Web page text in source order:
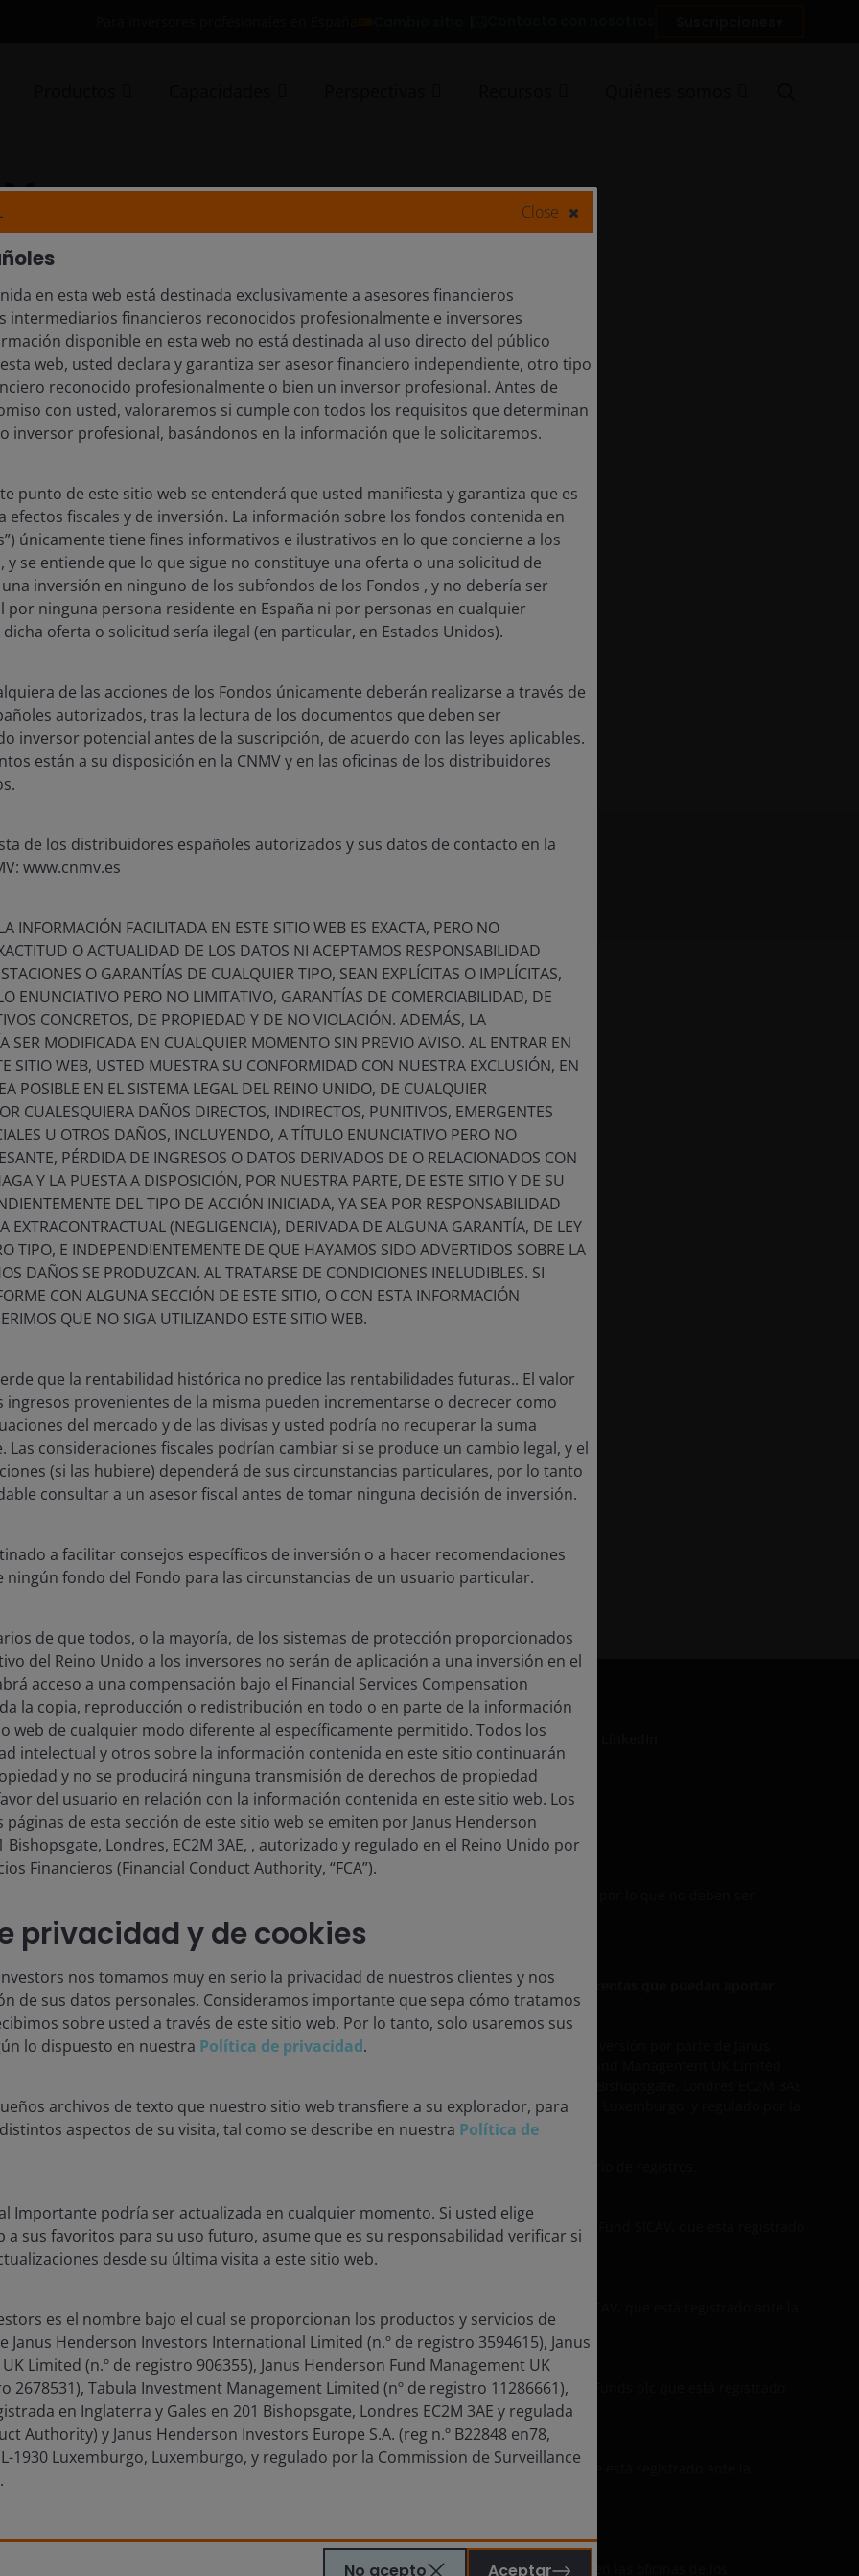
de fondos en Janus Henderson Investors desde 2019. Fue codirector de
en 2019 y se convirtió en Director de Recursos Naturales Globales ese
ocupó hasta 2026. Anteriormente, fue gestor de carteras y analista senior de
por Henderson en 2015. Anteriormente, trabajó como analista y gestor
Sachs, Deutsche Asset Management, Zurich Scudder Investments y AMP
en Ingeniería de Minas (con honores) por la Universidad de Sídney y un
Aplicadas e Inversión por el Securities Institute of Australia. Cuenta con
el sector de los recursos naturales.
JREAL
18 de febrero de 2026 De actualidad
materias primas más
inteligente y resiliente a
través de alternativos
Cuando las estrategias tradicionales de
materias primas se quedan cortas, ¿cómo
pueden las estrategias alternativas
resilientes?
6min. leídos
en JHI
con nosotros
Legal
Política de privacidad
Política de cookies
Informacion de seguridad
inversores institucionales.
Janus Henderson Investors.
sitio web es únicamente para asesores profesionales. El valor de las inversiones y las rentas que puedan aportar
no recuperen la cantidad que invirtieron en un principio.
Investors es el nombre bajo el cual se proporcionan los productos y servicios de inversión por parte de
Investors Europe S.A. (reg n.º B22848 en78, Avenue de la Liberté, L-1930 Luxemburgo, Luxemburgo, y regulado por la
para ser comercializados al público en España y pertenecen a Janus Henderson Horizon Fund SICAV, que está registrado
la "CNMV") con el número 353.
"CNMV") con el número 259.
para ser comercializados al público en España y pertenecen a Janus Henderson Capital Funds plc que está registrado
the "CNMV") con el número 265.
para ser comercializados al público en España y pertenecen a Janus Henderson ICAV que está registrado ante la
"CNMV") con el número 1859.
inscrita en España en la CNMV con el número 2302.
y las cuentas anuales y semestrales de los fondos están disponibles de forma gratuita en las oficinas de los
Close
en esta web está destinada exclusivamente a asesores financieros
intermediarios financieros reconocidos profesionalmente e inversores
disponible en esta web no está destinada al uso directo del público
web, usted declara y garantiza ser asesor financiero independiente, otro tipo
reconocido profesionalmente o bien un inversor profesional. Antes de
con usted, valoraremos si cumple con todos los requisitos que determinan
inversor profesional, basándonos en la información que le solicitaremos.
punto de este sitio web se entenderá que usted manifiesta y garantiza que es
efectos fiscales y de inversión. La información sobre los fondos contenida en
únicamente tiene fines informativos e ilustrativos en lo que concierne a los
y se entiende que lo que sigue no constituye una oferta o una solicitud de
inversión en ninguno de los subfondos de los Fondos , y no debería ser
por ninguna persona residente en España ni por personas en cualquier
oferta o solicitud sería ilegal (en particular, en Estados Unidos).
de las acciones de los Fondos únicamente deberán realizarse a través de
autorizados, tras la lectura de los documentos que deben ser
inversor potencial antes de la suscripción, de acuerdo con las leyes aplicables.
están a su disposición en la CNMV y en las oficinas de los distribuidores
de los distribuidores españoles autorizados y sus datos de contacto en la
www.cnmv.es
INFORMACIÓN FACILITADA EN ESTE SITIO WEB ES EXACTA, PERO NO
O ACTUALIDAD DE LOS DATOS NI ACEPTAMOS RESPONSABILIDAD
O GARANTÍAS DE CUALQUIER TIPO, SEAN EXPLÍCITAS O IMPLÍCITAS,
ENUNCIATIVO PERO NO LIMITATIVO, GARANTÍAS DE COMERCIABILIDAD, DE
CONCRETOS, DE PROPIEDAD Y DE NO VIOLACIÓN. ADEMÁS, LA
SER MODIFICADA EN CUALQUIER MOMENTO SIN PREVIO AVISO. AL ENTRAR EN
SITIO WEB, USTED MUESTRA SU CONFORMIDAD CON NUESTRA EXCLUSIÓN, EN
POSIBLE EN EL SISTEMA LEGAL DEL REINO UNIDO, DE CUALQUIER
CUALESQUIERA DAÑOS DIRECTOS, INDIRECTOS, PUNITIVOS, EMERGENTES
U OTROS DAÑOS, INCLUYENDO, A TÍTULO ENUNCIATIVO PERO NO
PÉRDIDA DE INGRESOS O DATOS DERIVADOS DE O RELACIONADOS CON
Y LA PUESTA A DISPOSICIÓN, POR NUESTRA PARTE, DE ESTE SITIO Y DE SU
DEL TIPO DE ACCIÓN INICIADA, YA SEA POR RESPONSABILIDAD
EXTRACONTRACTUAL (NEGLIGENCIA), DERIVADA DE ALGUNA GARANTÍA, DE LEY
TIPO, E INDEPENDIENTEMENTE DE QUE HAYAMOS SIDO ADVERTIDOS SOBRE LA
DAÑOS SE PRODUZCAN. AL TRATARSE DE CONDICIONES INELUDIBLES. SI
CON ALGUNA SECCIÓN DE ESTE SITIO, O CON ESTA INFORMACIÓN
QUE NO SIGA UTILIZANDO ESTE SITIO WEB.
que la rentabilidad histórica no predice las rentabilidades futuras.. El valor
ingresos provenientes de la misma pueden incrementarse o decrecer como
del mercado y de las divisas y usted podría no recuperar la suma
Las consideraciones fiscales podrían cambiar si se produce un cambio legal, y el
(si las hubiere) dependerá de sus circunstancias particulares, por lo tanto
consultar a un asesor fiscal antes de tomar ninguna decisión de inversión.
a facilitar consejos específicos de inversión o a hacer recomendaciones
ningún fondo del Fondo para las circunstancias de un usuario particular.
de que todos, o la mayoría, de los sistemas de protección proporcionados
del Reino Unido a los inversores no serán de aplicación a una inversión en el
acceso a una compensación bajo el Financial Services Compensation
la copia, reproducción o redistribución en todo o en parte de la información
web de cualquier modo diferente al específicamente permitido. Todos los
intelectual y otros sobre la información contenida en este sitio continuarán
y no se producirá ninguna transmisión de derechos de propiedad
del usuario en relación con la información contenida en este sitio web. Los
de esta sección de este sitio web se emiten por Janus Henderson
Bishopsgate, Londres, EC2M 3AE, , autorizado y regulado en el Reino Unido por
Financieros (Financial Conduct Authority, “FCA”).
privacidad y de cookies
nos tomamos muy en serio la privacidad de nuestros clientes y nos
de sus datos personales. Consideramos importante que sepa cómo tratamos
sobre usted a través de este sitio web. Por lo tanto, solo usaremos sus
lo dispuesto en nuestra Política de privacidad.
archivos de texto que nuestro sitio web transfiere a su explorador, para
aspectos de su visita, tal como se describe en nuestra Política de
Importante podría ser actualizada en cualquier momento. Si usted elige
a sus favoritos para su uso futuro, asume que es su responsabilidad verificar si
desde su última visita a este sitio web.
es el nombre bajo el cual se proporcionan los productos y servicios de
Janus Henderson Investors International Limited (n.º de registro 3594615), Janus
Limited (n.º de registro 906355), Janus Henderson Fund Management UK
2678531), Tabula Investment Management Limited (nº de registro 11286661),
en Inglaterra y Gales en 201 Bishopsgate, Londres EC2M 3AE y regulada
Authority) y Janus Henderson Investors Europe S.A. (reg n.º B22848 en78,
1930 Luxemburgo, Luxemburgo, y regulado por la Commission de Surveillance
No acepto Aceptar